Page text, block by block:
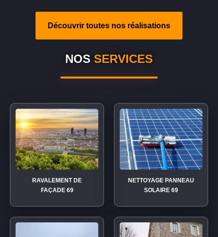
Découvrir toutes nos réalisations
NOS SERVICES
RAVALEMENT DE
FAÇADE 69
NETTOYAGE PANNEAU
SOLAIRE 69